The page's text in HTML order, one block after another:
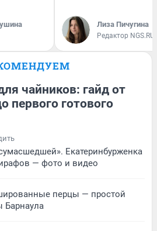
Лиза Пичугина
Редактор NGS.RU
чайников: гайд от
первого готового
Екатеринбурженка
— фото и видео
перцы — простой
Барнаула